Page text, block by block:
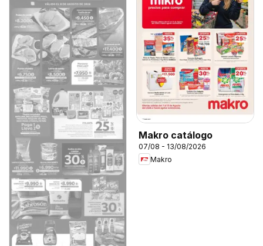
Makro catálogo
07/08 - 13/08/2026
Makro